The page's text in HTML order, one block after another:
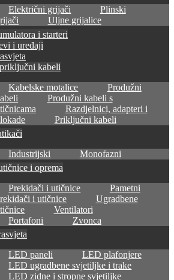
Električni grijači
Plinski
Uljne grijalice
i starteri
i uređaji
kabeli
Kabelske motalice
Produžni
Produžni kabeli s
Razdjelnici, adapteri i
Priključni kabeli
Industrijski
Monofazni
i oprema
Prekidači i utičnice
Pametni
i utičnice
Ugradbene
Ventilatori
Portafoni
Zvonca
LED paneli
LED plafonjere
LED ugradbene svjetiljke i trake
LED zidne i stropne svjetiljke